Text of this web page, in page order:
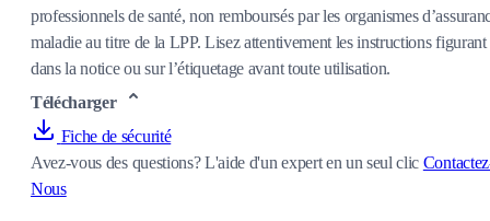
professionnels de santé, non remboursés par les organismes
maladie au titre de la LPP. Lisez attentivement les instructions figurant
dans la notice ou sur l’étiquetage avant toute utilisation.
Télécharger
Fiche de sécurité
Avez-vous des questions?L'aide d'un expert en un seul clic
Nous